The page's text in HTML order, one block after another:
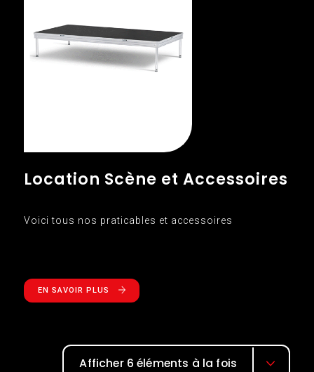
Location Scène et Accessoires
Voici tous nos praticables et accessoires
EN SAVOIR PLUS
Afficher 6 éléments à la fois